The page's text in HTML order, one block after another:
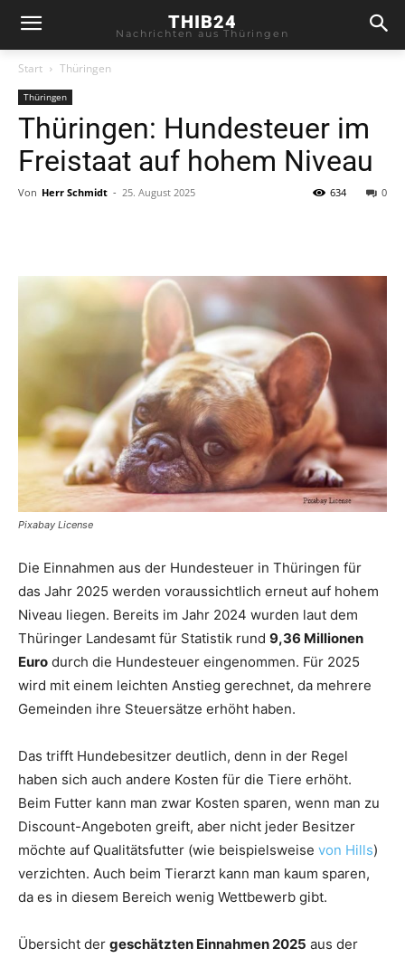
THIB24
Nachrichten aus Thüringen
Start Thüringen
Thüringen
Thüringen: Hundesteuer im
Freistaat auf hohem Niveau
Von Herr Schmidt - 25. August 2025 0
634
Pixabay License
Die Einnahmen aus der Hundesteuer in Thüringen für
das Jahr 2025 werden voraussichtlich erneut auf hohem
Niveau liegen. Bereits im Jahr 2024 wurden laut dem
Thüringer Landesamt für Statistik rund 9,36 Millionen
Euro durch die Hundesteuer eingenommen. Für 2025
wird mit einem leichten Anstieg gerechnet, da mehrere
Gemeinden ihre Steuersätze erhöht haben.
Das trifft Hundebesitzer deutlich, denn in der Regel
haben sich auch andere Kosten für die Tiere erhöht.
Beim Futter kann man zwar Kosten sparen, wenn man zu
Discount-Angeboten greift, aber nicht jeder Besitzer
möchte auf Qualitätsfutter (wie beispielsweise von Hills)
verzichten. Auch beim Tierarzt kann man kaum sparen,
da es in diesem Bereich wenig Wettbewerb gibt.
Übersicht der geschätzten Einnahmen 2025 aus der